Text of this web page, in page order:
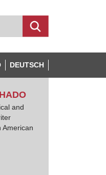
DEUTSCH
and
American